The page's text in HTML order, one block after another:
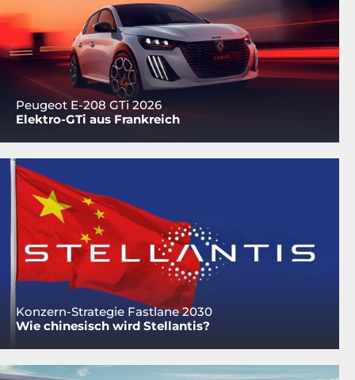
Peugeot E-208 GTi 2026
Elektro-GTi aus Frankreich
Konzern-Strategie Fastlane 2030
Wie chinesisch wird Stellantis?